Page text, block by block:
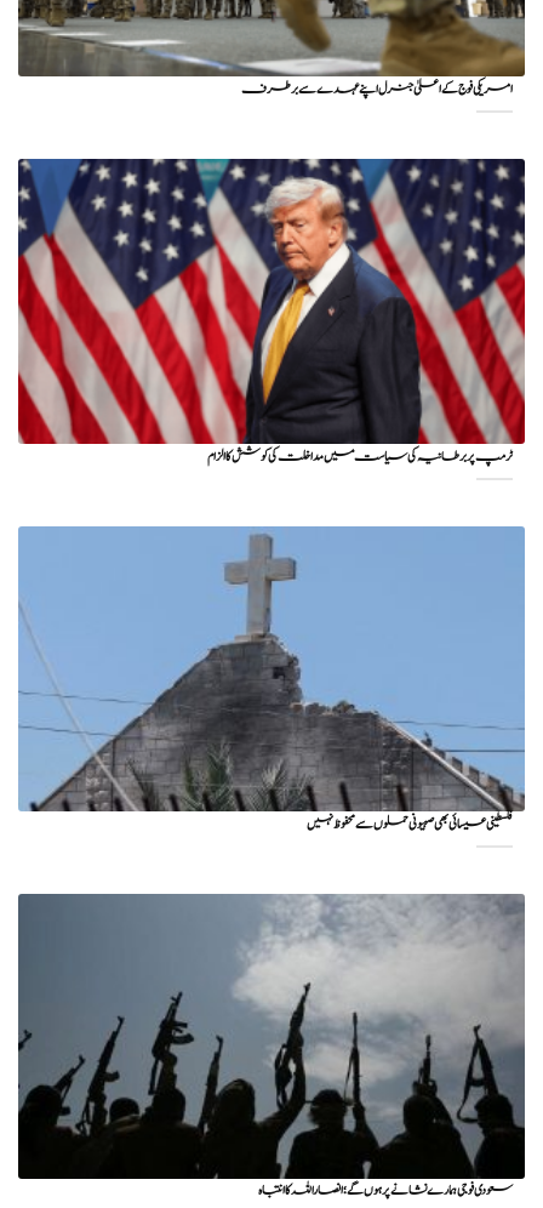
امریکی فوج کے اعلیٰ جنرل اپنے عہدے سے برطرف
ٹرمپ پر برطانیہ کی سیاست میں مداخلت کی کوشش کا الزام
فلسطینی عیسائی بھی صہیونی حملوں سے محفوظ نہیں
سعودی فوجی ہمارے نشانے پر ہوں گے؛ انصاراللہ کا انتباہ